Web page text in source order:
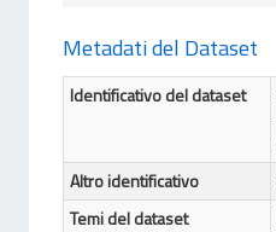
Metadati del Dataset
Identificativo del dataset
Altro identificativo
Temi del dataset